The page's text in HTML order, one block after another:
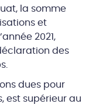
la somme
et
2021,
des
dues pour
est supérieur au